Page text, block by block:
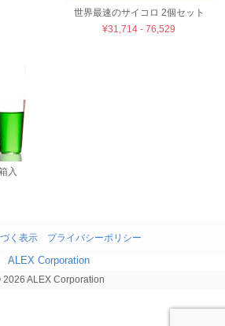
世界最速のサイコロ 2個セット
¥31,714 - 76,529
入
く表示 プライバシーポリシー
ALEX Corporation
2026 ALEX Corporation